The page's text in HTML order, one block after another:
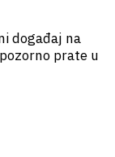
događaj na
prate u